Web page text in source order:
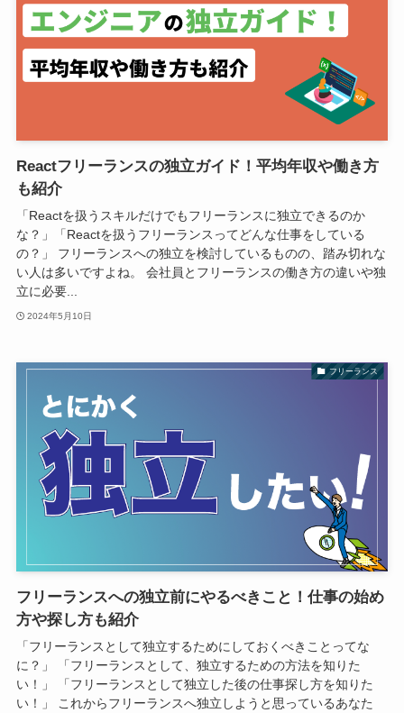
Reactフリーランスの独立ガイド！平均年収や働き方
も紹介
「Reactを扱うスキルだけでもフリーランスに独立できるのか
な？」「Reactを扱うフリーランスってどんな仕事をしている
の？」 フリーランスへの独立を検討しているものの、踏み切れな
い人は多いですよね。 会社員とフリーランスの働き方の違いや独
立に必要...
2024年5月10日
フリーランス
フリーランスへの独立前にやるべきこと！仕事の始め
方や探し方も紹介
「フリーランスとして独立するためにしておくべきことってな
に？」 「フリーランスとして、独立するための方法を知りた
い！」 「フリーランスとして独立した後の仕事探し方を知りた
い！」 これからフリーランスへ独立しようと思っているあなた